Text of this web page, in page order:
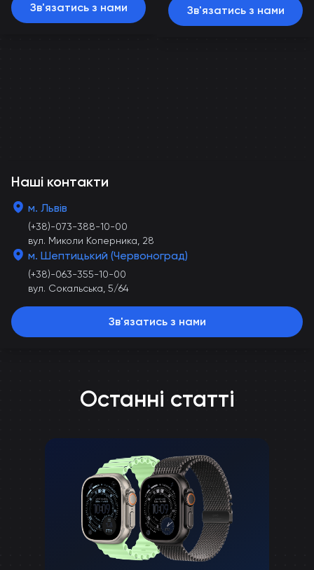
Зв'язатись з нами Зв'язатись з нами
Наші контакти
м. Львів
(+38)-073-388-10-00
вул. Миколи Коперника, 28
м. Шептицький (Червоноград)
(+38)-063-355-10-00
вул. Сокальська, 5/64
Зв'язатись з нами
Останні статті